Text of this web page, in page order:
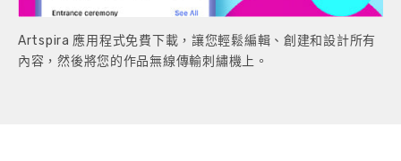
Artspira 應用程式免費下載，讓您輕鬆編輯、創建和設計所有
內容，然後將您的作品無線傳輸刺繡機上。